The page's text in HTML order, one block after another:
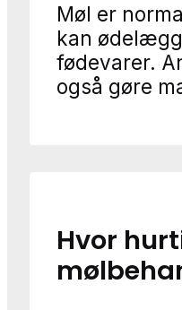
Møl er
kan
fødevarer.
også gøre
Hvor